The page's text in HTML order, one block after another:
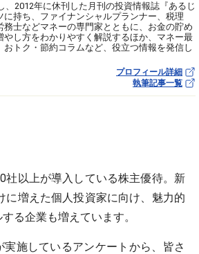
、2012年に休刊した月刊の投資情報誌『あるじ
に持ち、ファイナンシャルプランナー、税理
務士などマネーの専門家とともに、お金の貯め
やし方をわかりやすく解説するほか、マネー最
おトク・節約コラムなど、役立つ情報を発信し
プロフィール詳細
執筆記事一覧
社以上が導入している株主優待。新
に増えた個人投資家に向け、魅力的
る企業も増えています。
実施しているアンケートから、皆さ